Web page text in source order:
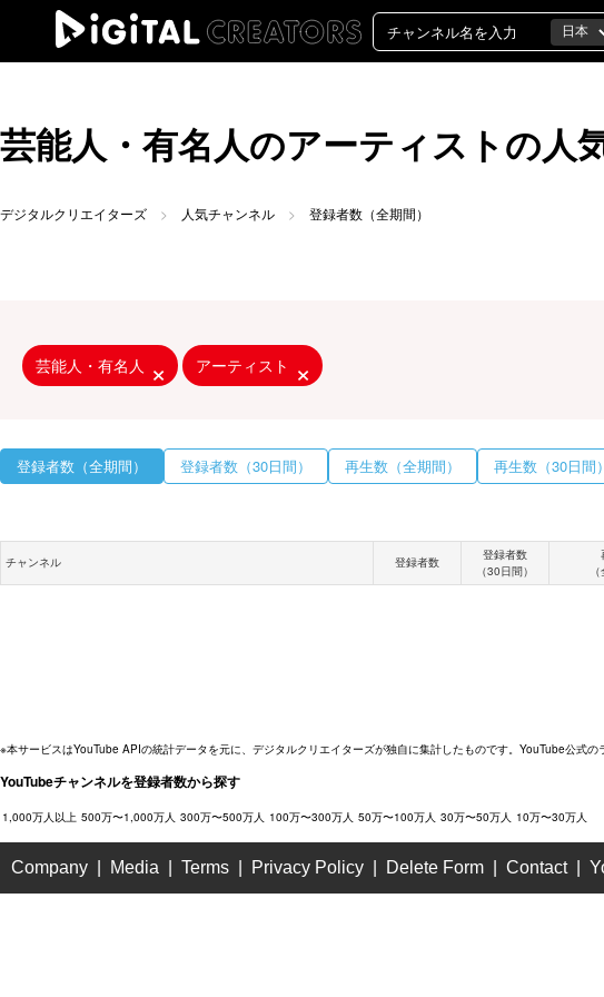
芸能人・有名人のアーティストの人
デジタルクリエイターズ 人気チャンネル 登録者数（全期間）
芸能人・有名人 アーティスト
登録者数（全期間） 登録者数（30日間） 再生数（全期間） 再生数（30日間）
チャンネル 登録者数
登録者数
（30日間）
※本サービスはYouTube APIの統計データを元に、デジタルクリエイターズが独自に集計したものです。YouTube公式の
YouTubeチャンネルを登録者数から探す
1,000万人以上 500万〜1,000万人 300万〜500万人 100万〜300万人 50万〜100万人 30万〜50万人 10万〜30万人
Company Media Terms Privacy Policy Delete Form Contact